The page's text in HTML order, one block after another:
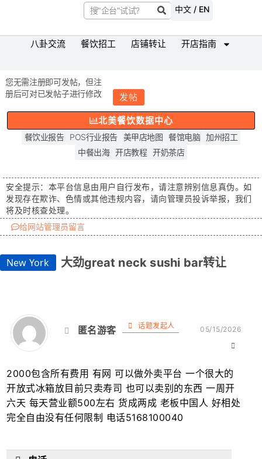
中文 / EN
八卦交流 餐饮招工 店铺转让 开店指南
您无需注册即可发帖，但注
册后可对已发帖子进行修改
发帖
北美餐饮数据中心
餐饮业报告 POS行业报告 美甲店地图 餐馆电脑
加州招工
中餐出海 开店教程 开奶茶店
安全提示： 本平台信息由用户自行发布，请注意辨别信息真伪。如
发现存在欺诈、色情或其他违规内容，请向管理员投诉举报，我们
将及时核查处理。
给网站管理员留言
New York 大劲great neck sushi bar转让
匿名游客 话题发起人 05/15/2026
2000包含所有费用 有网 可以做外卖平台 一个很大的
开放式冰箱放目前只卖寿司 也可以卖别的东西 一周开
六天 每天营业额500左右 货成两成 老板中国人 好相处
完全自由没有任何限制 电话5168100040